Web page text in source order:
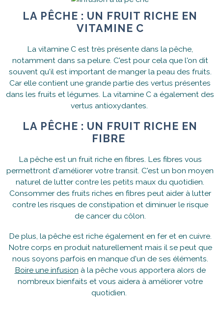
LA PÊCHE : UN FRUIT RICHE EN
VITAMINE C
La vitamine C est très présente dans la pêche,
notamment dans sa pelure. C'est pour cela que l'on dit
souvent qu'il est important de manger la peau des fruits.
Car elle contient une grande partie des vertus présentes
dans les fruits et légumes. La vitamine C a également des
vertus antioxydantes.
LA PÊCHE : UN FRUIT RICHE EN
FIBRE
La pêche est un fruit riche en fibres. Les fibres vous
permettront d'améliorer votre transit. C'est un bon moyen
naturel de lutter contre les petits maux du quotidien.
Consommer des fruits riches en fibres peut aider à lutter
contre les risques de constipation et diminuer le risque
de cancer du côlon.
De plus, la pêche est riche également en fer et en cuivre.
Notre corps en produit naturellement mais il se peut que
nous soyons parfois en manque d'un de ses éléments.
Boire une infusion à la pêche vous apportera alors de
nombreux bienfaits et vous aidera à améliorer votre
quotidien.